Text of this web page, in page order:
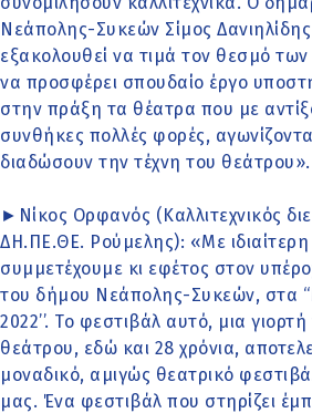
Νεάπολης-Συκεών Σίμος Δανιηλίδης
εξακολουθεί να τιμά τον θεσμό
να προσφέρει σπουδαίο έργο
στην πράξη τα θέατρα που με
συνθήκες πολλές φορές,
διαδώσουν την τέχνη του θεάτρου».
►Νίκος Ορφανός (Καλλιτεχνικός
ΔΗ.ΠΕ.ΘΕ. Ρούμελης): «Με
συμμετέχουμε κι εφέτος στον
του δήμου Νεάπολης-Συκεών, στα
2022’’. Το φεστιβάλ αυτό, μια γιορτή
θεάτρου, εδώ και 28 χρόνια,
μοναδικό, αμιγώς θεατρικό
μας. Ένα φεστιβάλ που στηρίζει